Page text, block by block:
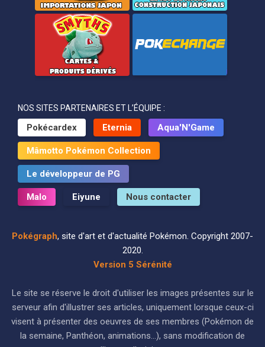
NOS SITES PARTENAIRES ET L’ÉQUIPE :
Pokécardex Eternia Aqua'N'Game
Mâmotto Pokémon Collection
Le développeur de PG
Malo Eiyune Nous contacter
Pokégraph, site d'art et d'actualité Pokémon. Copyright 2007-
2020.
Version 5 Sérénité
Le site se réserve le droit d'utiliser les images présentes sur le
serveur afin d'illustrer ses articles, uniquement lorsque ceux-ci
visent à présenter des oeuvres de ses membres (Pokémon de
la semaine, Panthéon, animations...), sans modification de